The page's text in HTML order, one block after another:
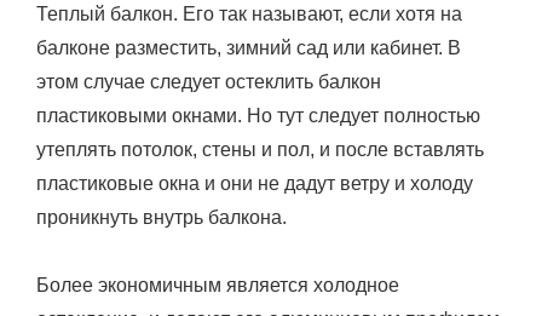
Теплый балкон. Его так называют, если хотя на
балконе разместить, зимний сад или кабинет. В
этом случае следует остеклить балкон
пластиковыми окнами. Но тут следует полностью
утеплять потолок, стены и пол, и после вставлять
пластиковые окна и они не дадут ветру и холоду
проникнуть внутрь балкона.
Более экономичным является холодное